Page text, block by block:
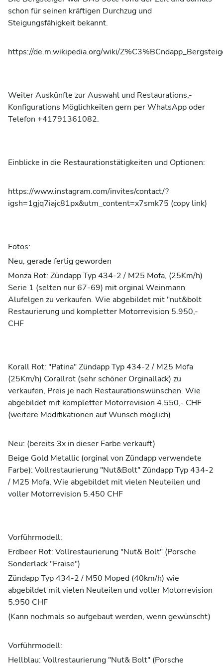
schon für seinen kräftigen Durchzug und
Steigungsfähigkeit bekannt.
https://de.m.wikipedia.org/wiki/
Weiter Auskünfte zur Auswahl und Restaurations,-
Konfigurations Möglichkeiten gern per WhatsApp oder
Telefon +41791361082.
Einblicke in die Restaurationstätigkeiten und Optionen:
https://www.instagram.com/invites/contact/?
igsh=1gjq7iajc81px&utm_content=x7smk75 (copy link)
Fotos:
Neu, gerade fertig geworden
Monza Rot: Zündapp Typ 434-2 / M25 Mofa, (25Km/h)
Serie 1 (selten nur 67-69) mit orginal Weinmann
Alufelgen zu verkaufen. Wie abgebildet mit "nut&bolt
Restaurierung und kompletter Motorrevision 5.950,-
CHF
Korall Rot: "Patina" Zündapp Typ 434-2 / M25 Mofa
(25Km/h) Corallrot (sehr schöner Orginallack) zu
verkaufen, Preis je nach Restaurationswünschen. Wie
abgebildet mit kompletter Motorrevision 4.550,- CHF
(weitere Modifikationen auf Wunsch möglich)
Neu: (bereits 3x in dieser Farbe verkauft)
Beige Gold Metallic (orginal von Zündapp verwendete
Farbe): Vollrestaurierung "Nut&Bolt" Zündapp Typ 434-2
/ M25 Mofa, Wie abgebildet mit vielen Neuteilen und
voller Motorrevision 5.450 CHF
Vorführmodell:
Erdbeer Rot: Vollrestaurierung "Nut& Bolt" (Porsche
Sonderlack "Fraise")
Zündapp Typ 434-2 / M50 Moped (40km/h) wie
abgebildet mit vielen Neuteilen und voller Motorrevision
5.950 CHF
(Kann nochmals so aufgebaut werden, wenn gewünscht)
Vorführmodell:
Hellblau: Vollrestaurierung "Nut& Bolt" (Porsche